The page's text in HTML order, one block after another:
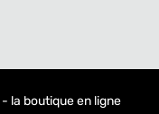
- la boutique en ligne